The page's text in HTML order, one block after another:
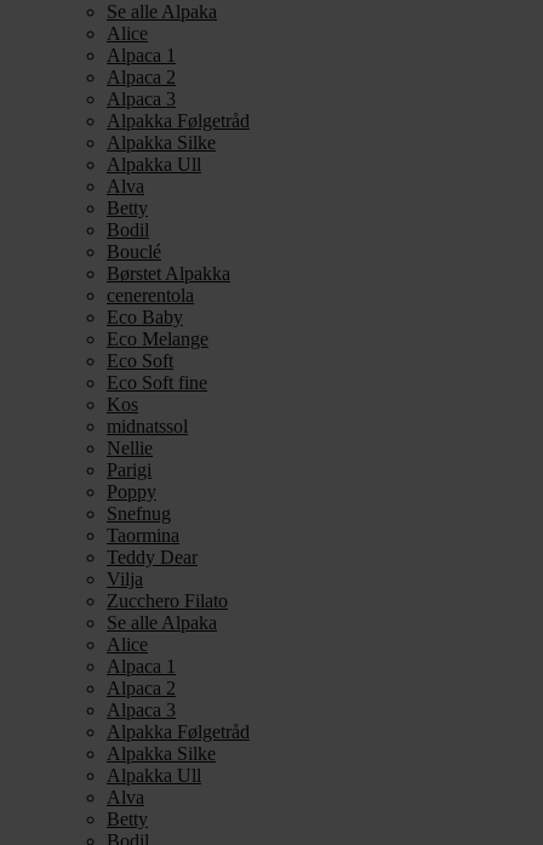
Se alle Alpaka
Alice
Alpaca 1
Alpaca 2
Alpaca 3
Alpakka Følgetråd
Alpakka Silke
Alpakka Ull
Alva
Betty
Bodil
Bouclé
Børstet Alpakka
cenerentola
Eco Baby
Eco Melange
Eco Soft
Eco Soft fine
Kos
midnatssol
Nellie
Parigi
Poppy
Snefnug
Taormina
Teddy Dear
Vilja
Zucchero Filato
Se alle Alpaka
Alice
Alpaca 1
Alpaca 2
Alpaca 3
Alpakka Følgetråd
Alpakka Silke
Alpakka Ull
Alva
Betty
Bodil